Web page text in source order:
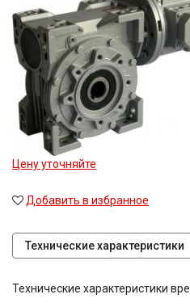
Цену уточняйте
Добавить в избранное
Технические характеристики
Технические характеристики